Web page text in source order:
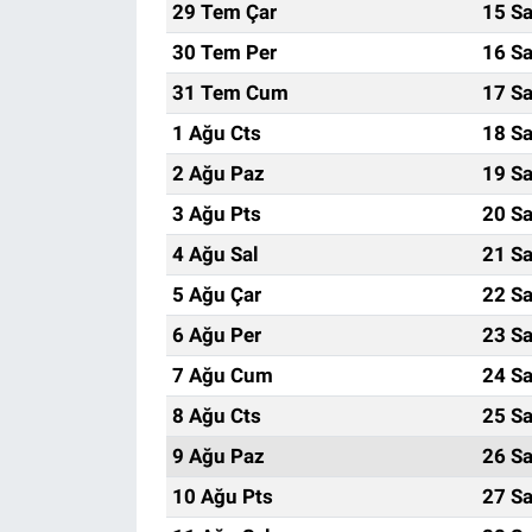
29 Tem Çar
15
30 Tem Per
16
31 Tem Cum
17
1 Ağu Cts
18
2 Ağu Paz
19
3 Ağu Pts
20
4 Ağu Sal
21
5 Ağu Çar
22
6 Ağu Per
23
7 Ağu Cum
24
8 Ağu Cts
25
9 Ağu Paz
26
10 Ağu Pts
27